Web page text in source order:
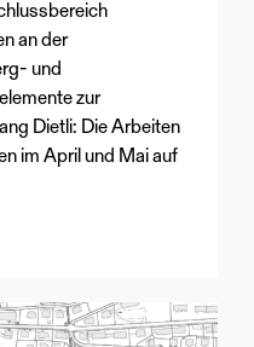
an der
und
zur
Dietli: Die Arbeiten
im April und Mai auf